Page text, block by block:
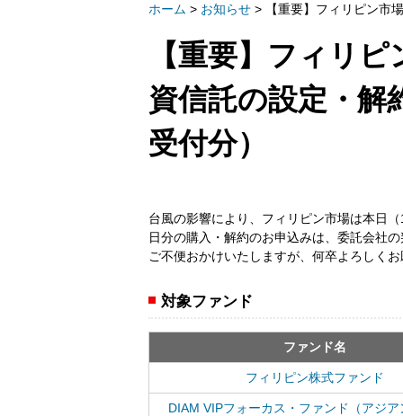
ホーム > お知らせ > 【重要】フィリピン市
【重要】フィリ
資信託の設定・解
受付分）
台風の影響により、フィリピン市場は本日
日分の購入・解約のお申込みは、委託会社
ご不便おかけいたしますが、何卒よろしく
対象ファンド
ファンド名
フィリピン株式ファンド
DIAM VIPフォーカス・ファンド（アジア